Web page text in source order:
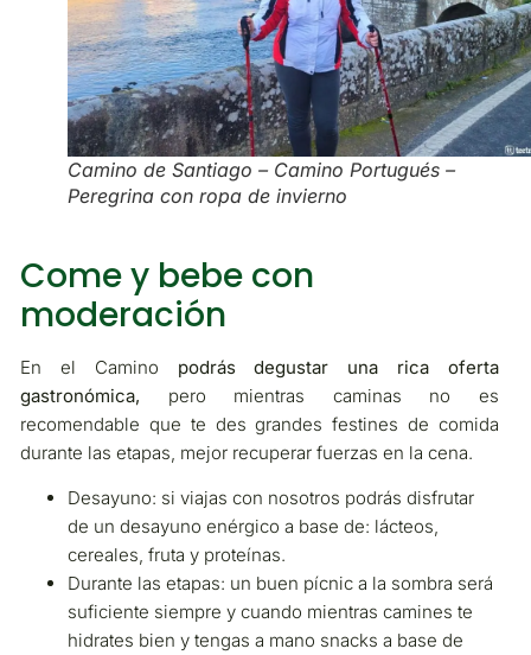
Camino de Santiago – Camino Portugués –
Peregrina con ropa de invierno
Come y bebe con
moderación
En el Camino podrás degustar una rica oferta
gastronómica, pero mientras caminas no es
recomendable que te des grandes festines de comida
durante las etapas, mejor recuperar fuerzas en la cena.
Desayuno: si viajas con nosotros podrás disfrutar
de un desayuno enérgico a base de: lácteos,
cereales, fruta y proteínas.
Durante las etapas: un buen pícnic a la sombra será
suficiente siempre y cuando mientras camines te
hidrates bien y tengas a mano snacks a base de